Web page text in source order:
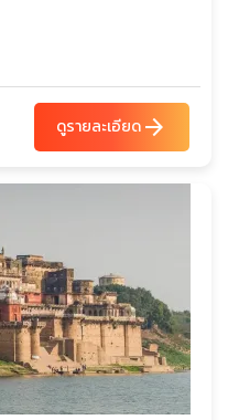
ดูรายละเอียดarrow_forward